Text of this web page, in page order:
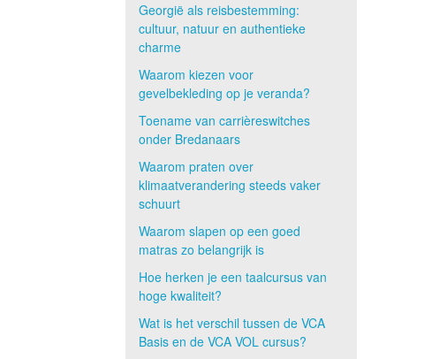
Georgië als reisbestemming:
cultuur, natuur en authentieke
charme
Waarom kiezen voor
gevelbekleding op je veranda?
Toename van carrièreswitches
onder Bredanaars
Waarom praten over
klimaatverandering steeds vaker
schuurt
Waarom slapen op een goed
matras zo belangrijk is
Hoe herken je een taalcursus van
hoge kwaliteit?
Wat is het verschil tussen de VCA
Basis en de VCA VOL cursus?